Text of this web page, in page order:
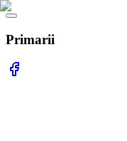
Primarii